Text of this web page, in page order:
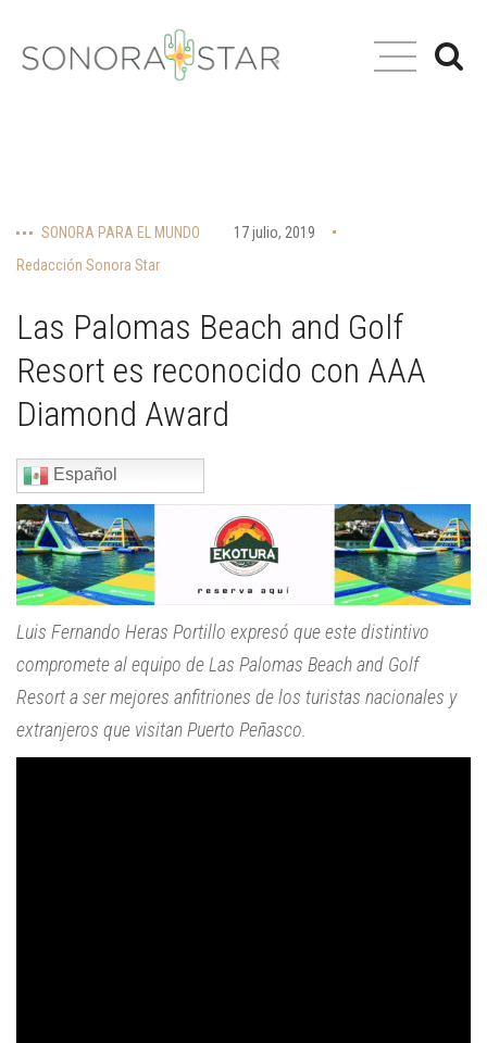
SONORA PARA EL MUNDO
17 julio, 2019
Redacción Sonora Star
Las Palomas Beach and Golf
Resort es reconocido con AAA
Diamond Award
Español
Luis Fernando Heras Portillo expresó que este distintivo
compromete al equipo de Las Palomas Beach and Golf
Resort a ser mejores anfitriones de los turistas nacionales y
extranjeros que visitan Puerto Peñasco.